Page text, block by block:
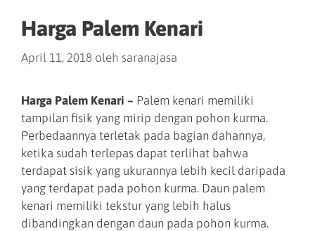
Harga Palem Kenari
April 11, 2018 oleh saranajasa
Harga Palem Kenari – Palem kenari memiliki
tampilan fisik yang mirip dengan pohon kurma.
Perbedaannya terletak pada bagian dahannya,
ketika sudah terlepas dapat terlihat bahwa
terdapat sisik yang ukurannya lebih kecil daripada
yang terdapat pada pohon kurma. Daun palem
kenari memiliki tekstur yang lebih halus
dibandingkan dengan daun pada pohon kurma.